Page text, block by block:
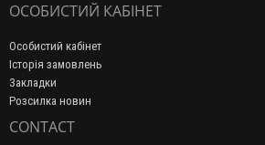
ОСОБИСТИЙ КАБІНЕТ
Особистий кабінет
Історія замовлень
Закладки
Розсилка новин
CONTACT